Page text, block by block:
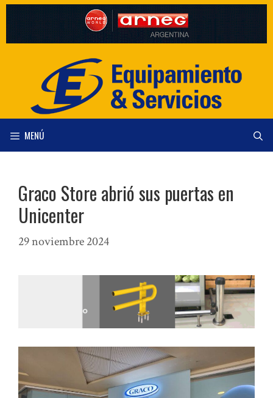
Saltar
contenido
MENÚ
Graco Store abrió sus puertas en
Unicenter
29 noviembre 2024